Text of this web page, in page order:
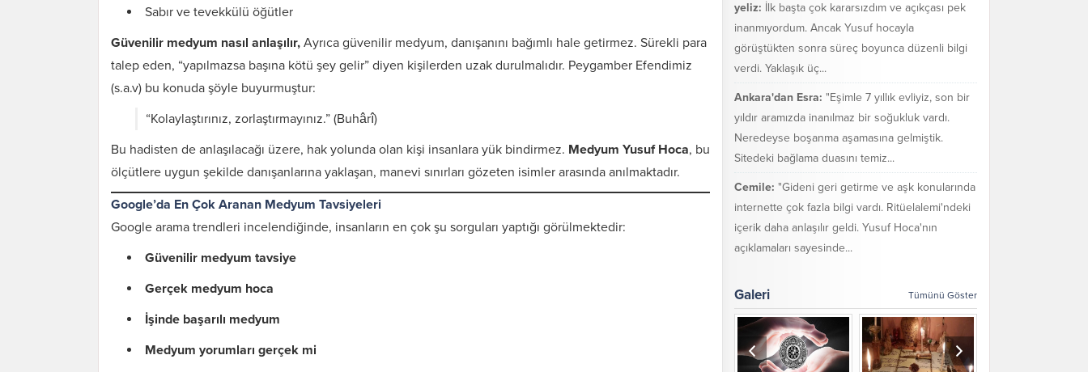
Sabır ve tevekkülü öğütler
Güvenilir medyum nasıl anlaşılır, Ayrıca güvenilir medyum, danışanını bağımlı hale getirmez. Sürekli para
talep eden, “yapılmazsa başına kötü şey gelir” diyen kişilerden uzak durulmalıdır. Peygamber Efendimiz
(s.a.v) bu konuda şöyle buyurmuştur:
“Kolaylaştırınız, zorlaştırmayınız.” (Buhârî)
Bu hadisten de anlaşılacağı üzere, hak yolunda olan kişi insanlara yük bindirmez. Medyum Yusuf Hoca, bu
ölçütlere uygun şekilde danışanlarına yaklaşan, manevi sınırları gözeten isimler arasında anılmaktadır.
Google’da En Çok Aranan Medyum Tavsiyeleri
Google arama trendleri incelendiğinde, insanların en çok şu sorguları yaptığı görülmektedir:
Güvenilir medyum tavsiye
Gerçek medyum hoca
İşinde başarılı medyum
Medyum yorumları gerçek mi
yeliz: İlk başta çok kararsızdım ve açıkçası pek
inanmıyordum. Ancak Yusuf hocayla
görüştükten sonra süreç boyunca düzenli bilgi
verdi. Yaklaşık üç...
Ankara'dan Esra: "Eşimle 7 yıllık evliyiz, son bir
yıldır aramızda inanılmaz bir soğukluk vardı.
Neredeyse boşanma aşamasına gelmiştik.
Sitedeki bağlama duasını temiz...
Cemile: "Gideni geri getirme ve aşk konularında
internette çok fazla bilgi vardı. Ritüelalemi'ndeki
içerik daha anlaşılır geldi. Yusuf Hoca'nın
açıklamaları sayesinde...
Galeri Tümünü Göster